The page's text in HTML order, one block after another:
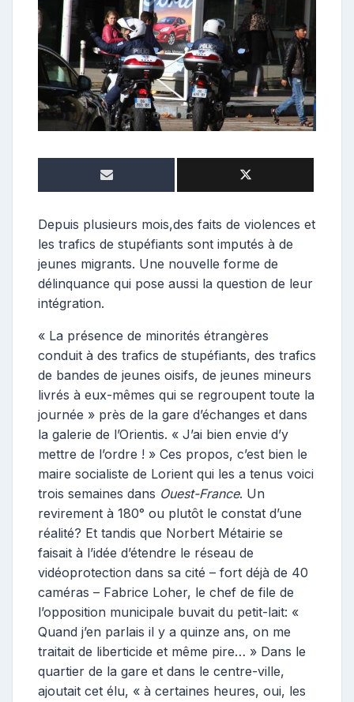
s
t
u
r
Depuis plusieurs mois,des faits de violences et
les trafics de stupéfiants sont imputés à de
jeunes migrants. Une nouvelle forme de
délinquance qui pose aussi la question de leur
intégration.
« La présence de minorités étrangères
conduit à des trafics de stupéfiants, des trafics
de bandes de jeunes oisifs, de jeunes mineurs
livrés à eux-mêmes qui se regroupent toute la
journée » près de la gare d’échanges et dans
la galerie de l’Orientis. « J’ai bien envie d’y
mettre de l’ordre ! » Ces propos, c’est bien le
maire socialiste de Lorient qui les a tenus voici
trois semaines dans Ouest-France. Un
revirement à 180° ou plutôt le constat d’une
réalité? Et tandis que Norbert Métairie se
faisait à l’idée d’étendre le réseau de
vidéoprotection dans sa cité – fort déjà de 40
caméras – Fabrice Loher, le chef de file de
l’opposition municipale buvait du petit-lait: «
Quand j’en parlais il y a quinze ans, on me
traitait de liberticide et même pire… » Dans le
quartier de la gare et dans le centre-ville,
ajoutait cet élu, « à certaines heures, oui, les